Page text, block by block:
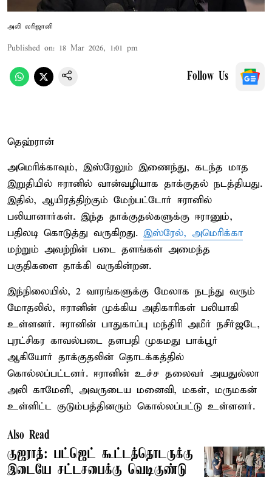
அலி லரிஜானி
Published on: 18 Mar 2026, 1:01 pm
Follow Us
தெஹ்ரான்
அமெரிக்காவும், இஸ்ரேலும் இணைந்து, கடந்த மாத
இறுதியில் ஈரானில் வான்வழியாக தாக்குதல் நடத்தியது.
இதில், ஆயிரத்திற்கும் மேற்பட்டோர் ஈரானில்
பலியானார்கள். இந்த தாக்குதல்களுக்கு ஈரானும்,
பதிலடி கொடுத்து வருகிறது. இஸ்ரேல், அமெரிக்கா
மற்றும் அவற்றின் படை தளங்கள் அமைந்த
பகுதிகளை தாக்கி வருகின்றன.
இந்நிலையில், 2 வாரங்களுக்கு மேலாக நடந்து வரும்
மோதலில், ஈரானின் முக்கிய அதிகாரிகள் பலியாகி
உள்ளனர். ஈரானின் பாதுகாப்பு மந்திரி அமீர் நசீர்ஜடே,
புரட்சிகர காவல்படை தளபதி முகமது பாக்பூர்
ஆகியோர் தாக்குதலின் தொடக்கத்தில்
கொல்லப்பட்டனர். ஈரானின் உச்ச தலைவர் அயதுல்லா
அலி காமேனி, அவருடைய மனைவி, மகள், மருமகன்
உள்ளிட்ட குடும்பத்தினரும் கொல்லப்பட்டு உள்ளனர்.
Also Read
குஜராத்: பட்ஜெட் கூட்டத்தொடருக்கு
இடையே சட்டசபைக்கு வெடிகுண்டு